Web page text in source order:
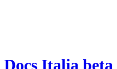
Docs Italia beta